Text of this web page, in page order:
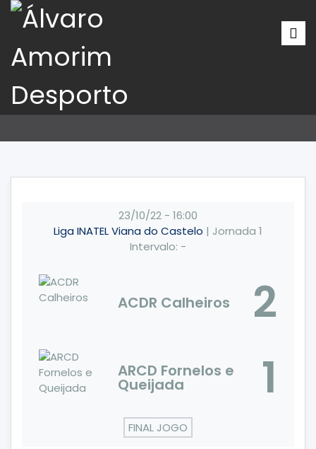
23/10/22 - 16:00
Liga INATEL Viana do Castelo | Jornada 1
Intervalo: -
ACDR Calheiros 2
ARCD Fornelos e
Queijada 1
FINAL JOGO